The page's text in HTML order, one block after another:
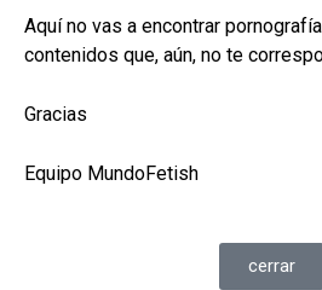
También podemos
Aquí no vas a encontrar
contenidos que, aún, no te
Gracias
Equipo MundoFetish
cerrar